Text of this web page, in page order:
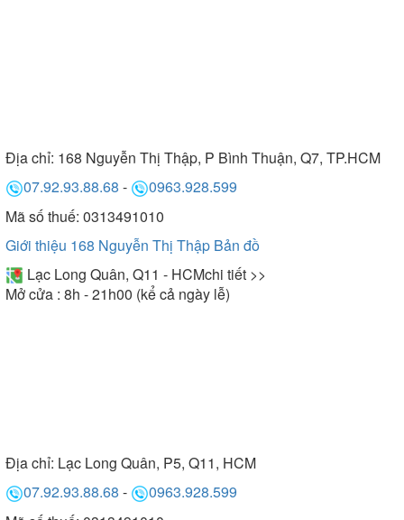
Địa chỉ: 168 Nguyễn Thị Thập, P Bình Thuận, Q7, TP.HCM
07.92.93.88.68 -
0963.928.599
Mã số thuế: 0313491010
Giới thiệu 168 Nguyễn Thị Thập Bản đồ
Lạc Long Quân, Q11 - HCMchi tiết >>
Mở cửa : 8h - 21h00 (kể cả ngày lễ)
Địa chỉ: Lạc Long Quân, P5, Q11, HCM
07.92.93.88.68 -
0963.928.599